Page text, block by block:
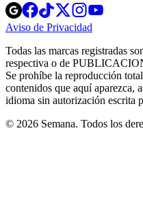
Opens
in
new
Opens
in
new
Opens
in
new
window
Opens
new
windowwindow
Aviso de Privacidad
new
window
Todas las marcas registradas
respectiva o de
Se prohíbe la reproducción
contenidos que aquí aparezca,
idioma sin autorización escrita
© 2026 Semana. Todos los